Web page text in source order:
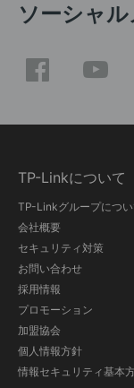
ソーシャ
TP-Linkについて
TP-Linkグループにつ
会社概要
セキュリティ対策
お問い合わせ
採用情報
プロモーション
加盟協会
個人情報方針
情報セキュリティ基本